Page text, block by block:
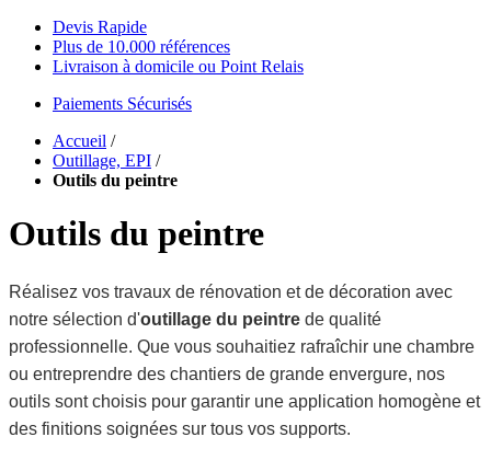
Devis Rapide
Plus de 10.000 références
Livraison à domicile ou Point Relais
Paiements Sécurisés
Accueil /
Outillage, EPI /
Outils du peintre
Outils du peintre
Réalisez vos travaux de rénovation et de décoration avec
notre sélection d'outillage du peintre de qualité
professionnelle. Que vous souhaitiez rafraîchir une chambre
ou entreprendre des chantiers de grande envergure, nos
outils sont choisis pour garantir une application homogène et
des finitions soignées sur tous vos supports.